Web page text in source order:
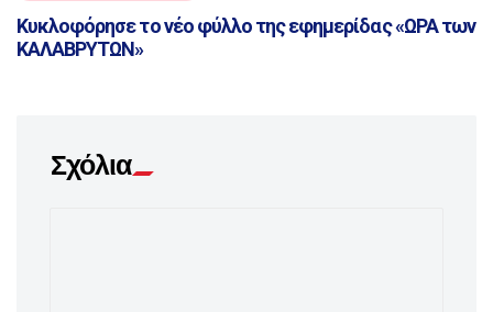
Κυκλοφόρησε το νέο φύλλο της εφημερίδας «ΩΡΑ των
ΚΑΛΑΒΡΥΤΩΝ»
Σχόλια